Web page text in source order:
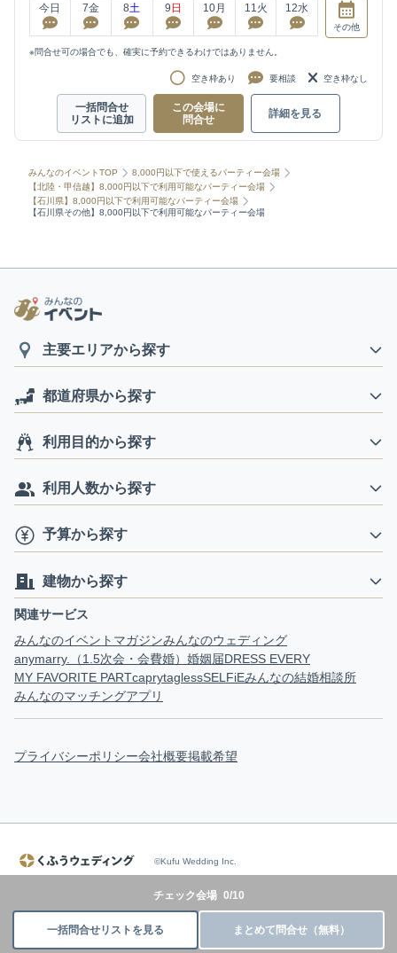
今日 7金 8土 9 日 10月 11 火 12水
その他
※問合せ可の場合でも、確実に予約できるわけではありません。
空き枠あり 要相談 空き枠なし
一括問合せ
リストに追加
この会場に
問合せ
詳細を見る
みんなのイベントTOP
8,000円以下で使えるパーティー会場
【北陸・甲信越】8,000円以下で利用可能なパーティー会場
【石川県】8,000円以下で利用可能なパーティー会場
【石川県その他】8,000円以下で利用可能なパーティー会場
チェック会場 0/10
一括問合せリストを見る まとめて問合せ（無料）
主要エリアから探す
都道府県から探す
利用目的から探す
利用人数から探す
予算から探す
建物から探す
関連サービス
みんなのイベントマガジンみんなのウェディング
anymarry.（1.5次会・会費婚） 婚姻届DRESS EVERY
MY FAVORITE PARTcaprytaglessSELFiEみんなの結婚相談所
みんなのマッチングアプリ
プライバシーポリシー会社概要掲載希望
©Kufu Wedding Inc.